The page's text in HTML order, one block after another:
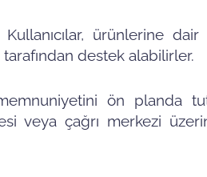
Kullanıcılar, ürünlerine
destek alabilirler.
ön planda
veya çağrı merkezi